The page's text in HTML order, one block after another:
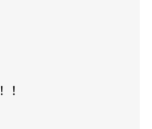
！